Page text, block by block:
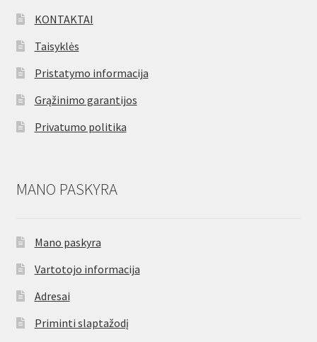
KONTAKTAI
Taisyklės
Pristatymo informacija
Grąžinimo garantijos
Privatumo politika
MANO PASKYRA
Mano paskyra
Vartotojo informacija
Adresai
Priminti slaptažodį